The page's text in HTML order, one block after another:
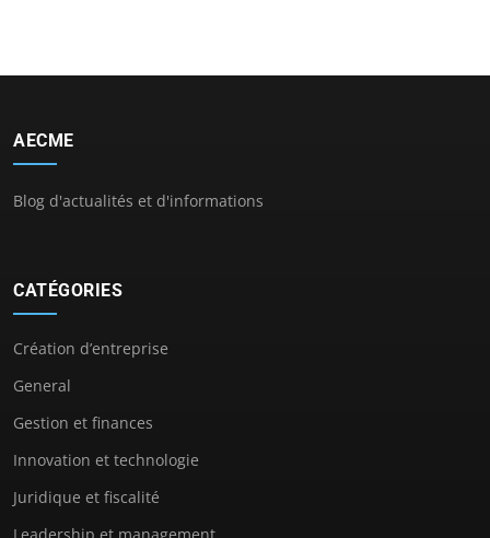
AECME
Blog d'actualités et d'informations
CATÉGORIES
Création d’entreprise
General
Gestion et finances
Innovation et technologie
Juridique et fiscalité